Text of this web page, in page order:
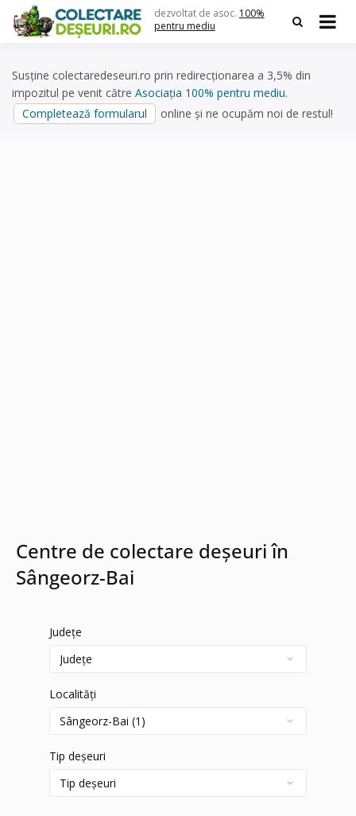
content
dezvoltat de asoc. 100%
pentru mediu
Susține colectaredeseuri.ro prin redirecționarea a 3,5% din
impozitul pe venit către Asociația 100% pentru mediu.
Completează formularul
online și ne ocupăm noi de restul!
Centre de colectare deșeuri în
Sângeorz-Bai
Județe
Localități
Tip deșeuri